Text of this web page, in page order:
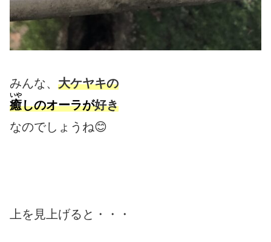
みんな、 大ケヤキの
癒
いや
しのオーラが好き
なのでしょうね😊
上を見上げると・・・